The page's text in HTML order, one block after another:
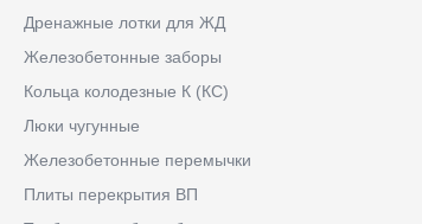
Дренажные лотки для ЖД
Железобетонные заборы
Кольца колодезные К (КС)
Люки чугунные
Железобетонные перемычки
Плиты перекрытия ВП